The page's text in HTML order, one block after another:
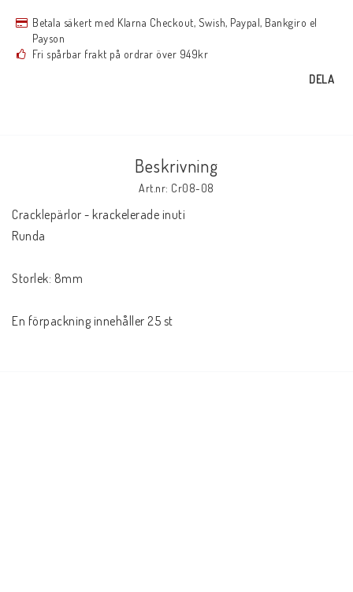
Betala säkert med Klarna Checkout, Swish, Paypal, Bankgiro el
Payson
Fri spårbar frakt på ordrar över 949kr
DELA
Beskrivning
Art.nr: Cr08-08
Cracklepärlor - krackelerade inuti
Runda
Storlek: 8mm
En förpackning innehåller 25 st